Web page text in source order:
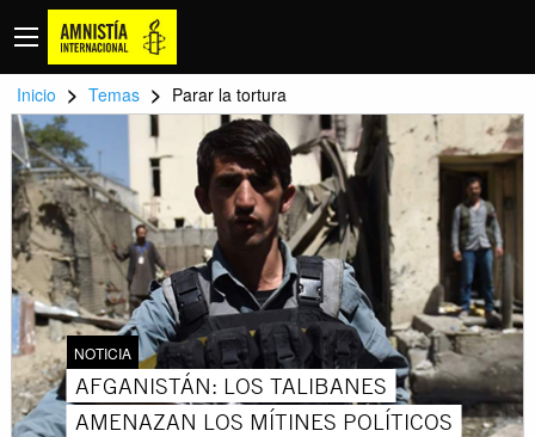
Inicio > Temas > Parar la tortura
NOTICIA
AFGANISTÁN: LOS TALIBANES
AMENAZAN LOS MÍTINES POLÍTICOS